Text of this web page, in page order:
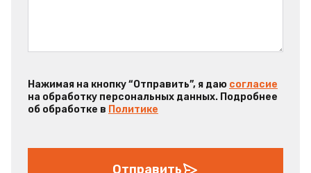
Нажимая на кнопку “Отправить”, я даю согласие
на обработку персональных данных. Подробнее
об обработке в Политике
Отправить